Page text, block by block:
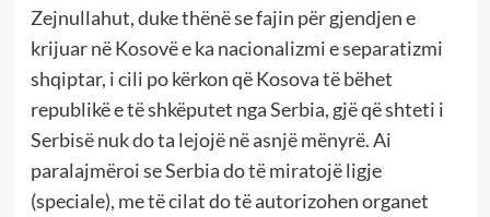
Zejnullahut, duke thënë se fajin për gjendjen e
krijuar në Kosovë e ka nacionalizmi e separatizmi
shqiptar, i cili po kërkon që Kosova të bëhet
republikë e të shkëputet nga Serbia, gjë që shteti i
Serbisë nuk do ta lejojë në asnjë mënyrë. Ai
paralajmëroi se Serbia do të miratojë ligje
(speciale), me të cilat do të autorizohen organet